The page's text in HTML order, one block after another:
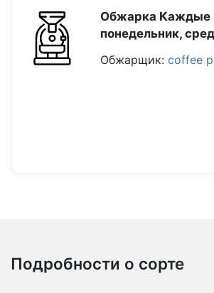
Обжарка Каждые
понедельник,
Обжарщик:coffee
Подробности о сорте